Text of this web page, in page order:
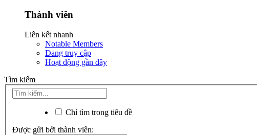
Thành viên
Liên kết nhanh
Notable Members
Đang truy cập
Hoạt động gần đây
Tìm kiếm
Chỉ tìm trong tiêu đề
Được gửi bởi thành viên: